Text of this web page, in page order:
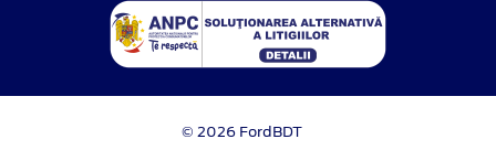
© 2026 FordBDT